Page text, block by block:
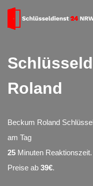
Roland
Beckum Roland
am Tag
25 Minuten Reaktionszeit.
Preise ab 39€.